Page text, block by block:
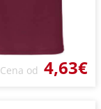
Cena od 4,63€